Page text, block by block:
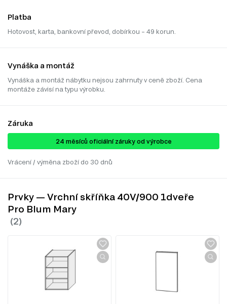
Platba
Hotovost, karta, bankovní převod, dobírkou – 49 korun.
Vynáška a montáž
Vynáška a montáž nábytku nejsou zahrnuty v ceně zboží. Cena
montáže závisí na typu výrobku.
Záruka
24 ​​​​měsíců oficiální záruky od výrobce
Vrácení / výměna zboží do 30 dnů
Prvky — Vrchní skříňka 40V/900 1dveře
Pro Blum Mary